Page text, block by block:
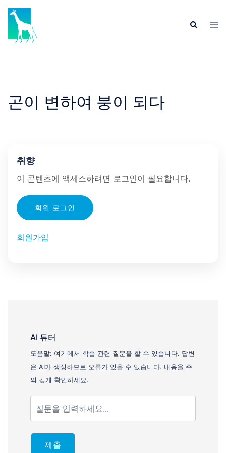
Skip
content
Search
곤이 변하여 붕이 되다
취향
이 콘텐츠에 액세스하려면 로그인이 필요합니다.
회원 로그인
회원가입
AI 튜터
도움말: 여기에서 학습 관련 질문을 할 수 있습니다. 답변
은 AI가 생성하므로 오류가 있을 수 있습니다. 내용을 주
의 깊게 확인하세요.
제출